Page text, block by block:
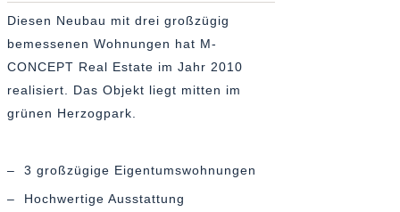
Diesen Neubau mit drei großzügig
bemessenen Wohnungen hat M-
CONCEPT Real Estate im Jahr 2010
realisiert. Das Objekt liegt mitten im
grünen Herzogpark.
– 3 großzügige Eigentumswohnungen
– Hochwertige Ausstattung